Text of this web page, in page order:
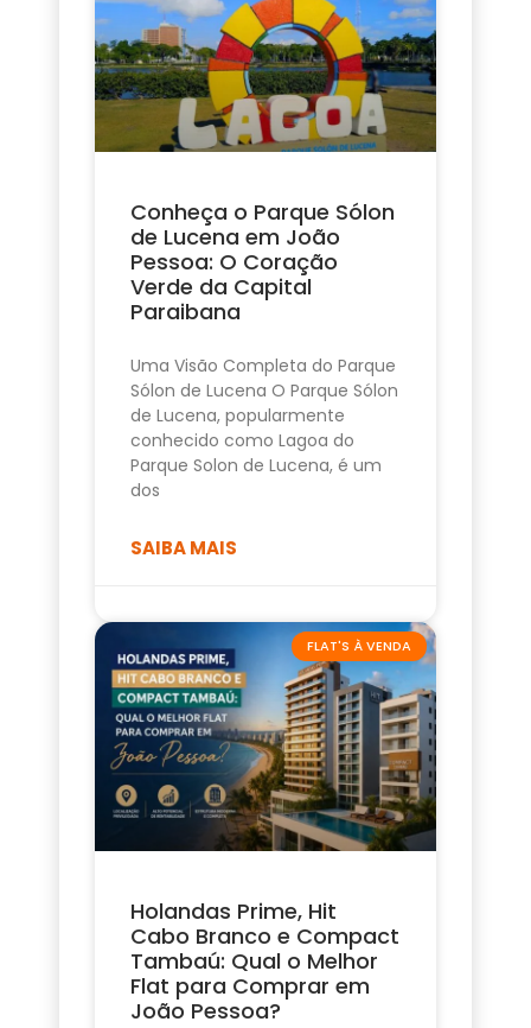
Conheça o Parque Sólon
de Lucena em João
Pessoa: O Coração
Verde da Capital
Paraibana
Uma Visão Completa do Parque
Sólon de Lucena O Parque Sólon
de Lucena, popularmente
conhecido como Lagoa do
Parque Solon de Lucena, é um
dos
SAIBA MAIS
FLAT'S À VENDA
Holandas Prime, Hit
Cabo Branco e Compact
Tambaú: Qual o Melhor
Flat para Comprar em
João Pessoa?